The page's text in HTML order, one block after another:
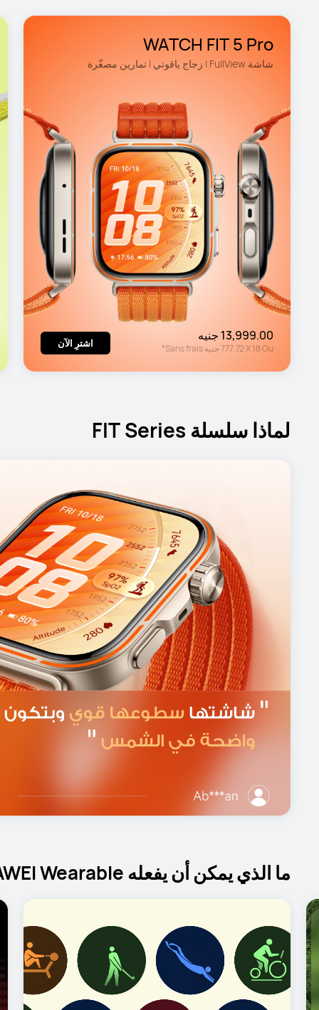
WATCH FIT 5 Pro
شاشة FullView | زجاج ياقوتي | تمارين مصغّرة
13,999.00 جنيه
Sans frais* 777.72 جنيهX18Ou اشترِ الآن
لماذا سلسلة FIT Series
ما الذي يمكن أن يفعله HUAWEI Wearable لك؟